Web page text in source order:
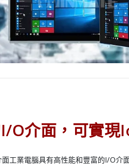
O介面，可實現
面工業電腦具有高性能和豐富的I/O介